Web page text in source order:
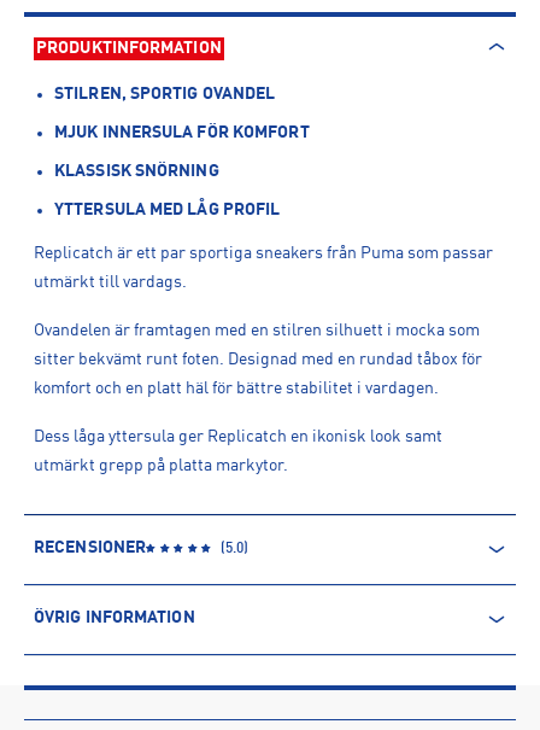
PRODUKTINFORMATION
STILREN, SPORTIG OVANDEL
MJUK INNERSULA FÖR KOMFORT
KLASSISK SNÖRNING
YTTERSULA MED LÅG PROFIL
Replicatch är ett par sportiga sneakers från Puma som passar
utmärkt till vardags.
Ovandelen är framtagen med en stilren silhuett i mocka som
sitter bekvämt runt foten. Designad med en rundad tåbox för
komfort och en platt häl för bättre stabilitet i vardagen.
Dess låga yttersula ger Replicatch en ikonisk look samt
utmärkt grepp på platta markytor.
RECENSIONER (5.0)
ÖVRIG INFORMATION
Produktnummer: 1616876
Leverantörens produktnummer: 405097*